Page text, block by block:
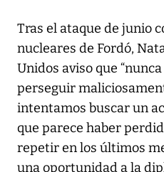
Tras el ataque de junio
nucleares de Fordó,
Unidos aviso que
perseguir
intentamos buscar un
que parece haber
repetir en los últimos
una oportunidad a la